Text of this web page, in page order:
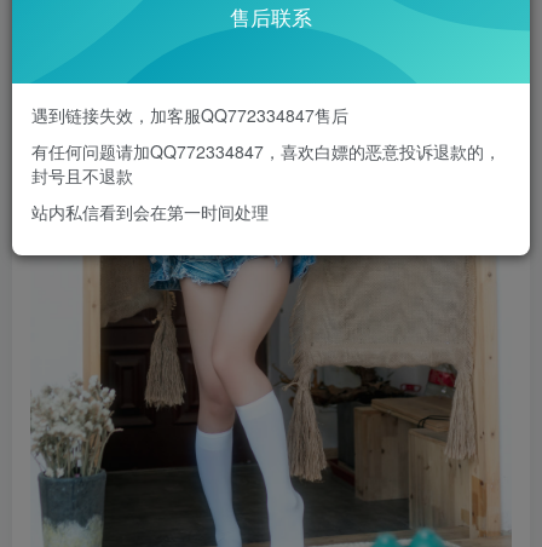
售后联系
遇到链接失效，加客服QQ772334847售后
有任何问题请加QQ772334847，喜欢白嫖的恶意投诉退款的，
封号且不退款
站内私信看到会在第一时间处理